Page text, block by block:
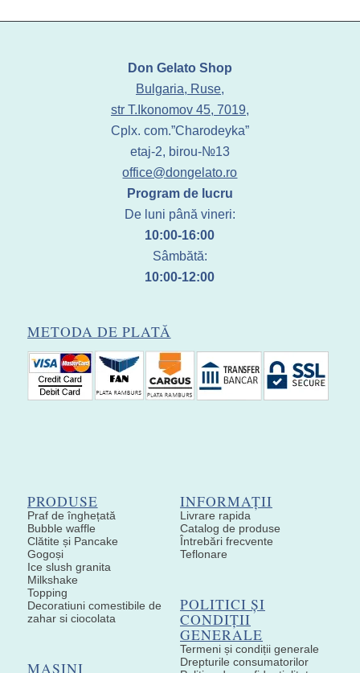
Don Gelato Shop
Bulgaria, Ruse,
str T.Ikonomov 45, 7019,
Cplx. com.”Charodeyka”
etaj-2, birou-№13
office@dongelato.ro
Program de lucru
De luni până vineri:
10:00-16:00
Sâmbătă:
10:00-12:00
METODA DE PLATĂ
PRODUSE
Praf de înghețată
Bubble waffle
Clătite și Pancake
Gogoși
Ice slush granita
Milkshake
Topping
Decoratiuni comestibile de
zahar si ciocolata
MAȘINI
INFORMAȚII
Livrare rapida
Catalog de produse
Întrebări frecvente
Teflonare
POLITICI ȘI
CONDIȚII
GENERALE
Termeni și condiții generale
Drepturile consumatorilor